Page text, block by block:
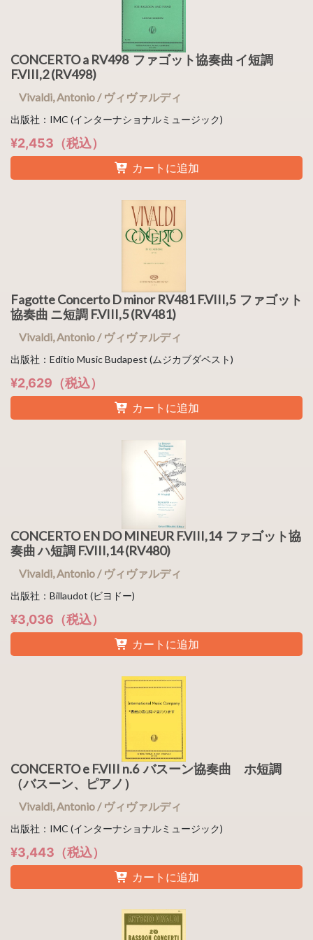
CONCERTO a RV498 ファゴット協奏曲 イ短調
F.VIII,2 (RV498)
Vivaldi, Antonio / ヴィヴァルディ
出版社：IMC (インターナショナルミュージック)
¥2,453（税込）
カートに追加
Fagotte Concerto D minor RV481 F.VIII,5 ファゴット
協奏曲 ニ短調 F.VIII,5 (RV481)
Vivaldi, Antonio / ヴィヴァルディ
出版社：Editio Music Budapest (ムジカブダペスト)
¥2,629（税込）
カートに追加
CONCERTO EN DO MINEUR F.VIII,14 ファゴット協
奏曲 ハ短調 F.VIII,14 (RV480)
Vivaldi, Antonio / ヴィヴァルディ
出版社：Billaudot (ビヨドー)
¥3,036（税込）
カートに追加
CONCERTO e F.VIII n.6 バスーン協奏曲 ホ短調
（バスーン、ピアノ）
Vivaldi, Antonio / ヴィヴァルディ
出版社：IMC (インターナショナルミュージック)
¥3,443（税込）
カートに追加